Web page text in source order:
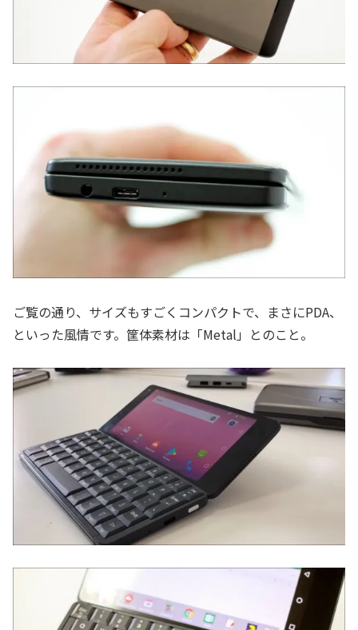
ご覧の通り、サイズもすごくコンパクトで、まさにPDA、
といった風情です。筐体素材は「Metal」とのこと。